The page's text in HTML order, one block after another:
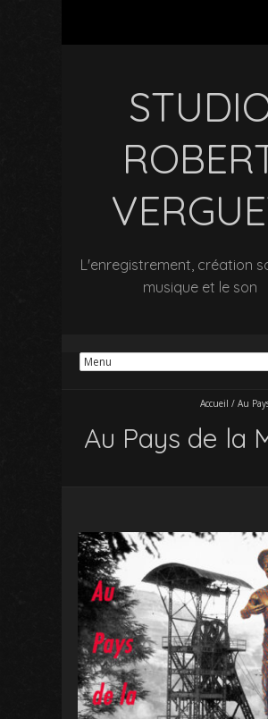
L'enregistrement, création
musique et le son
Accueil / Au
Au Pays de la